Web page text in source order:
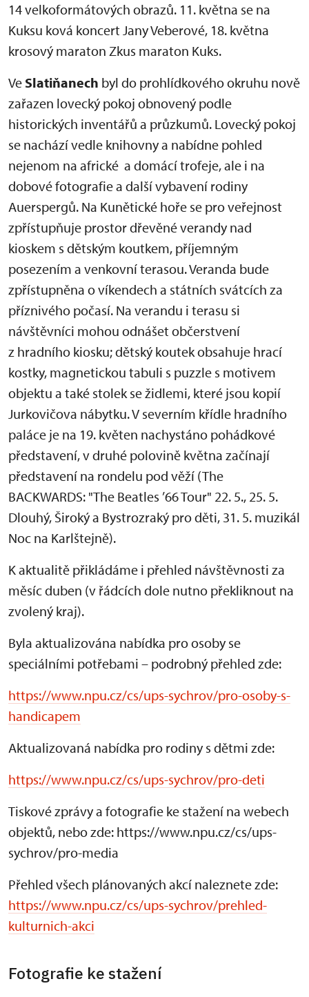
14 velkoformátových obrazů. 11. května se na
Kuksu ková koncert Jany Veberové, 18. května
krosový maraton Zkus maraton Kuks.
Ve Slatiňanech byl do prohlídkového okruhu nově
zařazen lovecký pokoj obnovený podle
historických inventářů a průzkumů. Lovecký pokoj
se nachází vedle knihovny a nabídne pohled
nejenom na africké a domácí trofeje, ale i na
dobové fotografie a další vybavení rodiny
Auerspergů. Na Kunětické hoře se pro veřejnost
zpřístupňuje prostor dřevěné verandy nad
kioskem s dětským koutkem, příjemným
posezením a venkovní terasou. Veranda bude
zpřístupněna o víkendech a státních svátcích za
příznivého počasí. Na verandu i terasu si
návštěvníci mohou odnášet občerstvení
z hradního kiosku; dětský koutek obsahuje hrací
kostky, magnetickou tabuli s puzzle s motivem
objektu a také stolek se židlemi, které jsou kopií
Jurkovičova nábytku. V severním křídle hradního
paláce je na 19. květen nachystáno pohádkové
představení, v druhé polovině května začínají
představení na rondelu pod věží (The
BACKWARDS: "The Beatles ’66 Tour" 22. 5., 25. 5.
Dlouhý, Široký a Bystrozraký pro děti, 31. 5. muzikál
Noc na Karlštejně).
K aktualitě přikládáme i přehled návštěvnosti za
měsíc duben (v řádcích dole nutno překliknout na
zvolený kraj).
Byla aktualizována nabídka pro osoby se
speciálními potřebami – podrobný přehled zde:
https://www.npu.cz/cs/ups-sychrov/pro-osoby-s-
handicapem
Aktualizovaná nabídka pro rodiny s dětmi zde:
https://www.npu.cz/cs/ups-sychrov/pro-deti
Tiskové zprávy a fotografie ke stažení na webech
objektů, nebo zde: https://www.npu.cz/cs/ups-
sychrov/pro-media
Přehled všech plánovaných akcí naleznete zde:
https://www.npu.cz/cs/ups-sychrov/prehled-
kulturnich-akci
Fotografie ke stažení